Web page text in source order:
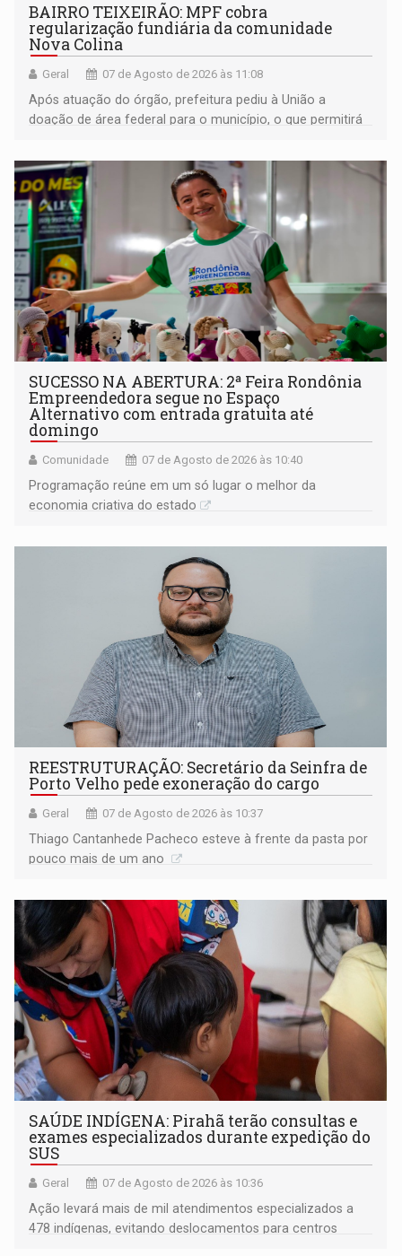
BAIRRO TEIXEIRÃO: MPF cobra
regularização fundiária da comunidade
Nova Colina
Geral 07 de Agosto de 2026 às 11:08
Após atuação do órgão, prefeitura pediu à União a
doação de área federal para o município, o que permitirá
SUCESSO NA ABERTURA: 2ª Feira Rondônia
Empreendedora segue no Espaço
Alternativo com entrada gratuita até
domingo
Comunidade 07 de Agosto de 2026 às 10:40
Programação reúne em um só lugar o melhor da
economia criativa do estado
REESTRUTURAÇÃO: Secretário da Seinfra de
Porto Velho pede exoneração do cargo
Geral 07 de Agosto de 2026 às 10:37
Thiago Cantanhede Pacheco esteve à frente da pasta por
pouco mais de um ano
SAÚDE INDÍGENA: Pirahã terão consultas e
exames especializados durante expedição do
SUS
Geral 07 de Agosto de 2026 às 10:36
Ação levará mais de mil atendimentos especializados a
478 indígenas, evitando deslocamentos para centros